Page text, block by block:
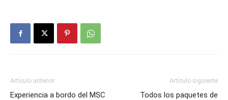
Artículo anterior
Experiencia a bordo del MSC
Artículo siguiente
Todos los paquetes de